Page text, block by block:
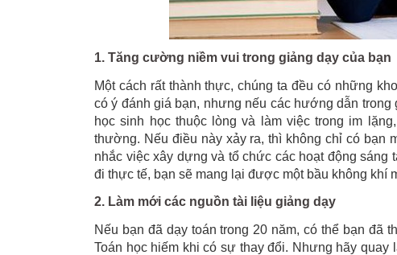
1. Tăng cường niềm vui trong giảng dạy của bạn
Một cách rất thành thực, chúng ta đều có những
có ý đánh giá bạn, nhưng nếu các hướng dẫn
học sinh học thuộc lòng và làm việc trong im
thường. Nếu điều này xảy ra, thì không chỉ có bạn
nhắc việc xây dựng và tổ chức các hoạt động
đi thực tế, bạn sẽ mang lại được một bầu không khí
2. Làm mới các nguồn tài liệu giảng dạy
Nếu bạn đã dạy toán trong 20 năm, có thể bạn đã
Toán học hiếm khi có sự thay đổi. Nhưng hãy